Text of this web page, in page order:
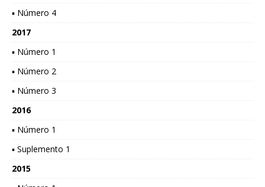
▪ Número 4
2017
▪ Número 1
▪ Número 2
▪ Número 3
2016
▪ Número 1
▪ Suplemento 1
2015